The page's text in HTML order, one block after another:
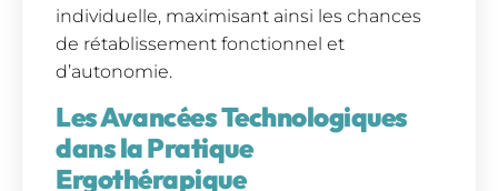
individuelle, maximisant ainsi les chances
de rétablissement fonctionnel et
d’autonomie.
Les Avancées Technologiques
dans la Pratique
Ergothérapique